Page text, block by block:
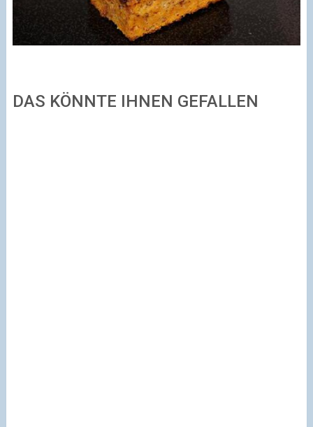
DAS KÖNNTE IHNEN GEFALLEN